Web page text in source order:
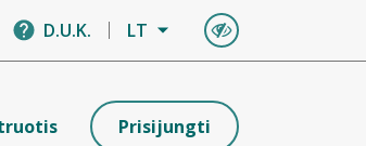
D.U.K. LT
Prisijungti